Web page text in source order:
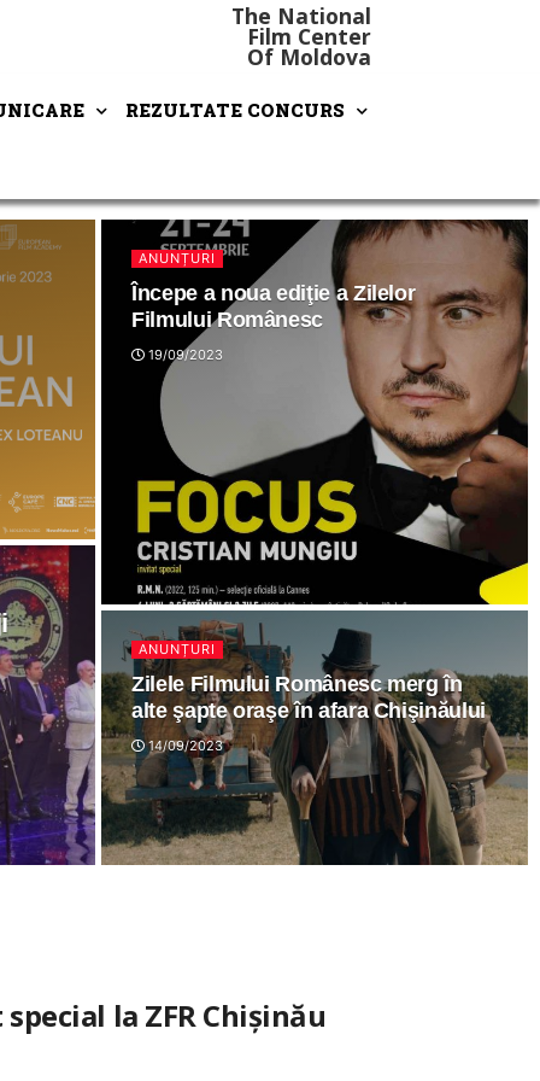
The National
Film Center
Of Moldova
REZULTATE CONCURS
ANUNȚURI
Începe a noua ediţie a Zilelor
Filmului Românesc
19/09/2023
ANUNȚURI
Zilele Filmului Românesc merg în
alte şapte oraşe în afara Chişinăului
14/09/2023
la ZFR Chişinău